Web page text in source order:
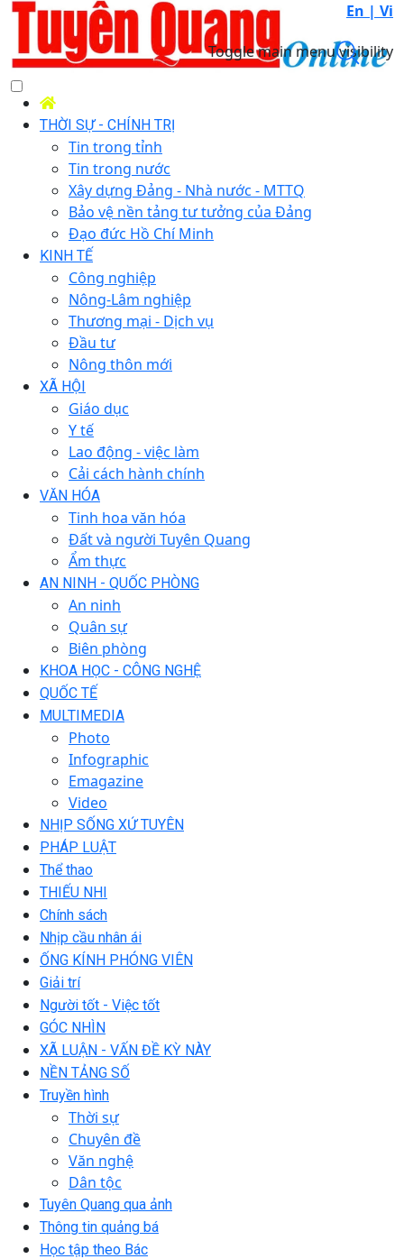
En | Vi
Toggle main menu visibility
THỜI SỰ - CHÍNH TRỊ
Tin trong tỉnh
Tin trong nước
Xây dựng Đảng - Nhà nước - MTTQ
Bảo vệ nền tảng tư tưởng của Đảng
Đạo đức Hồ Chí Minh
KINH TẾ
Công nghiệp
Nông-Lâm nghiệp
Thương mại - Dịch vụ
Đầu tư
Nông thôn mới
XÃ HỘI
Giáo dục
Y tế
Lao động - việc làm
Cải cách hành chính
VĂN HÓA
Tinh hoa văn hóa
Đất và người Tuyên Quang
Ẩm thực
AN NINH - QUỐC PHÒNG
An ninh
Quân sự
Biên phòng
KHOA HỌC - CÔNG NGHỆ
QUỐC TẾ
MULTIMEDIA
Photo
Infographic
Emagazine
Video
NHỊP SỐNG XỨ TUYÊN
PHÁP LUẬT
Thể thao
THIẾU NHI
Chính sách
Nhịp cầu nhân ái
ỐNG KÍNH PHÓNG VIÊN
Giải trí
Người tốt - Việc tốt
GÓC NHÌN
XÃ LUẬN - VẤN ĐỀ KỲ NÀY
NỀN TẢNG SỐ
Truyền hình
Thời sự
Chuyên đề
Văn nghệ
Dân tộc
Tuyên Quang qua ảnh
Thông tin quảng bá
Học tập theo Bác